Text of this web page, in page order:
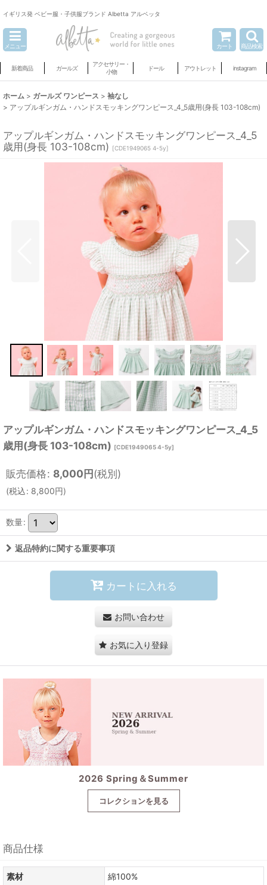
イギリス発 ベビー服・子供服ブランド Albetta アルベッタ
メニュー カート 商品検索
新着商品 ガールズ
アクセサリー・
小物
ドール アウトレット instagram
ホーム > ガールズ ワンピース > 袖なし
> アップルギンガム・ハンドスモッキングワンピース_4_5歳用(身長 103-108cm)
アップルギンガム・ハンドスモッキングワンピース_4_5
歳用(身長 103-108cm) [CDE1949065 4-5y]
アップルギンガム・ハンドスモッキングワンピース_4_5
歳用(身長 103-108cm) [CDE1949065 4-5y]
販売価格: 8,000円(税別)
(税込: 8,800円)
数量:
返品特約に関する重要事項
カートに入れる
お問い合わせ
お気に入り登録
2026 Spring＆Summer
コレクションを見る
商品仕様
素材 綿100%